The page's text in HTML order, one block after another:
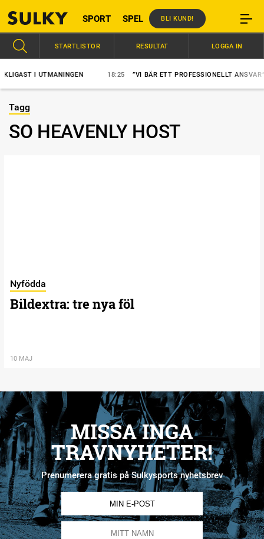
SPORT SPEL BLI KUND!
I UTMANINGEN 18:25 ”VI BÄR ETT PROFESSIONELLT ANSVAR”
STARTLISTOR RESULTAT LOGGA IN
Tagg
SO HEAVENLY HOST
Nyfödda
Bildextra: tre nya föl
10 MAJ
MISSA INGA
TRAVNYHETER!
Prenumerera gratis på Sulkysports nyhetsbrev